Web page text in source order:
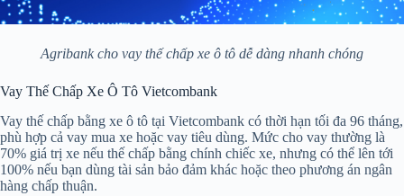
Agribank cho vay thế chấp xe ô tô dễ dàng nhanh chóng
Vay Thế Chấp Xe Ô Tô Vietcombank
Vay thế chấp bằng xe ô tô tại Vietcombank có thời hạn tối đa 96 tháng,
phù hợp cả vay mua xe hoặc vay tiêu dùng. Mức cho vay thường là
70% giá trị xe nếu thế chấp bằng chính chiếc xe, nhưng có thể lên tới
100% nếu bạn dùng tài sản bảo đảm khác hoặc theo phương án ngân
hàng chấp thuận.